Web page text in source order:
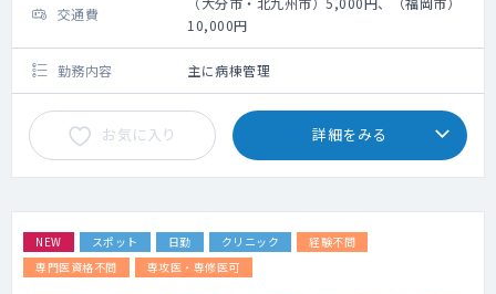
交通費
10,000円
勤務内容 主に病棟管理
お気に入り 詳細をみる
NEW スポット 日勤 クリニック
経験不問
専門医資格不問
専攻医・専修医可